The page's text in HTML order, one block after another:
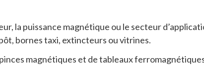
la puissance magnétique ou le secteur
bornes taxi, extincteurs ou vitrines.
magnétiques et de tableaux